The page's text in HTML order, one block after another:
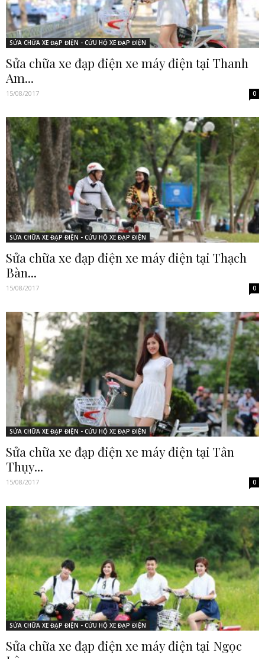
SỬA CHỮA XE ĐẠP ĐIỆN - CỨU HỘ XE ĐẠP ĐIỆN
Sửa chữa xe đạp điện xe máy điện tại Thanh
Am...
15/08/2017 0
SỬA CHỮA XE ĐẠP ĐIỆN - CỨU HỘ XE ĐẠP ĐIỆN
Sửa chữa xe đạp điện xe máy điện tại Thạch
Bàn...
15/08/2017 0
SỬA CHỮA XE ĐẠP ĐIỆN - CỨU HỘ XE ĐẠP ĐIỆN
Sửa chữa xe đạp điện xe máy điện tại Tân
Thụy...
15/08/2017 0
SỬA CHỮA XE ĐẠP ĐIỆN - CỨU HỘ XE ĐẠP ĐIỆN
Sửa chữa xe đạp điện xe máy điện tại Ngọc